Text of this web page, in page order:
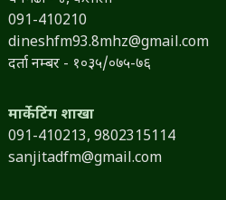
091-410210
dineshfm93.8mhz@gmail.com
दर्ता नम्बर - १०३५/०७५-७६
मार्केटिंग शाखा
091-410213, 9802315114
sanjitadfm@gmail.com